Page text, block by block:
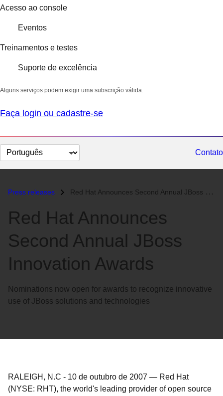
Acesso ao console
Eventos
Treinamentos e testes
Suporte de excelência
Alguns serviços podem exigir uma subscrição válida.
Faça login ou cadastre-se
Selecionar
idioma
Contato
Press releases Red Hat Announces Second Annual JBoss Innovation Awards...
Red Hat Announces
Second Annual JBoss
Innovation Awards
Nominations now open for awards to recognize innovative
use of JBoss solutions and technologies
RALEIGH, N.C - 10 de outubro de 2007 — Red Hat
(NYSE: RHT), the world's leading provider of open source